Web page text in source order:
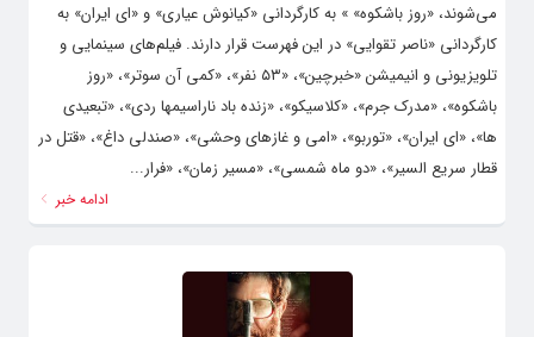
می‌شوند، «روز باشکوه» » به کارگردانی «کیانوش عیاری» و «ای ایران» به
کارگردانی «ناصر تقوایی» در این فهرست قرار دارند. فیلم‌های سینمایی و
تلویزیونی و انیمیشن «خبرچین»، «۵۳ نفر»، «کمی آن سوتر»، «روز
باشکوه»، «مدرک جرم»، «کلاسیکو»، «زنده باد ناراسیمها ردی»، «تبعیدی
ها»، «ای ایران»، «توربو»، «امی و غازهای وحشی»، «صندلی داغ»، «قتل در
قطار سریع السیر»، «دو ماه شمسی»، «مسیر زمان»، «فرار...
ادامه خبر